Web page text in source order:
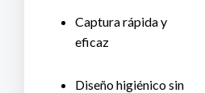
Captura rápida y
eficaz
Diseño higiénico sin